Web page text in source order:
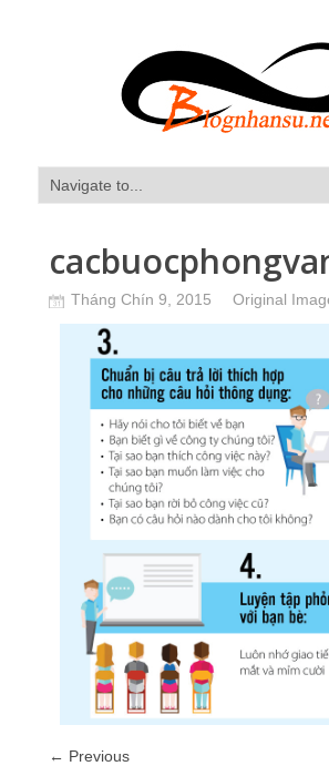
Tháng Chín 9, 2015 Original
← Previous